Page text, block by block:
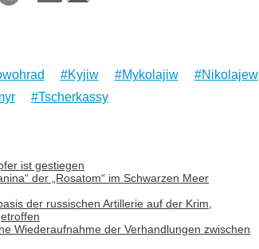
Kyjiw Mykolajiw
Nikolajew
Tscherkassy
ist gestiegen
der „Rosatom“ im Schwarzen Meer
der russischen Artillerie auf der Krim,
Wiederaufnahme der Verhandlungen zwischen